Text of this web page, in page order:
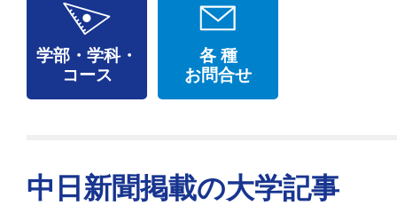
学部・学科・
コース
各 種
お問合せ
中日新聞掲載の大学記事